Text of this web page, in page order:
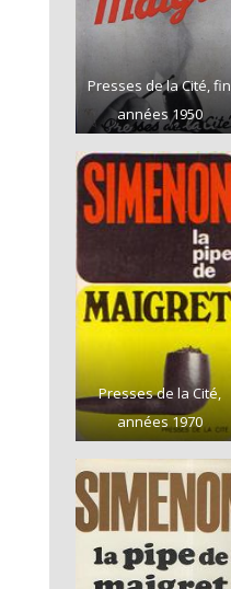
Presses de la Cité, fin
années 1950
Presses de la Cité,
années 1970